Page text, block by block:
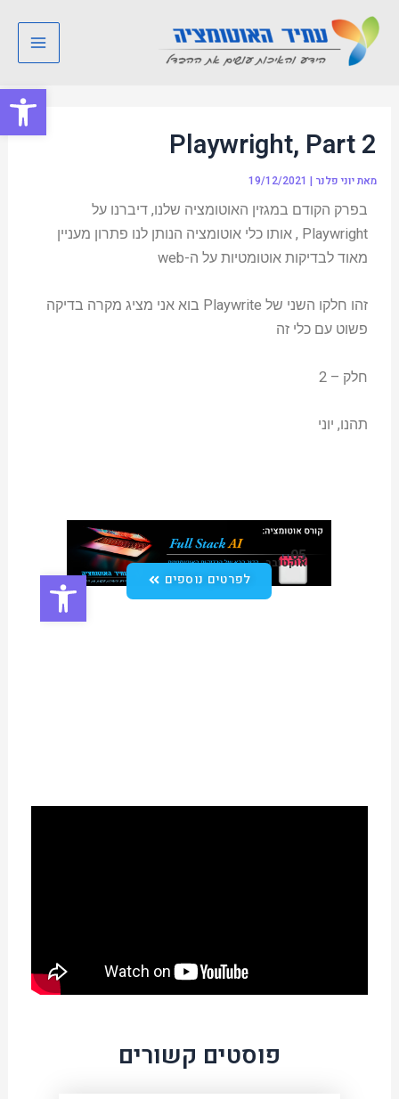
פתח
דילוג
לתוכן
Main
Playwright, Part 2
מאתיוני פלנר|
19/12/2021
בפרק הקודם במגזין האוטומציה שלנו, דיברנו על
Playwright , אותו כלי אוטומציה הנותן לנו פתרון מעניין
מאוד לבדיקות אוטומטיות על ה-web
זהו חלקו השני של Playwrite בוא אני מציג מקרה בדיקה
פשוט עם כלי זה
חלק – 2
תהנו, יוני
פוסטים קשורים
Post
navigation